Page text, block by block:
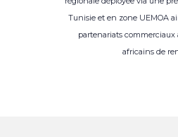
Tunisie et en zone UEMOA
partenariats commerciaux
africains de